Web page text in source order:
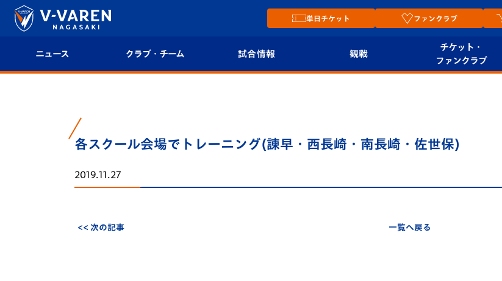
単日チケット ファンクラブ
ニュース クラブ・チーム
クラブ概要
エンブレム紹介
試合情報
順位表
観戦
チケット・
ファンクラブ
プレイヤーズスイート
各スクール会場でトレーニング(諫早・西長崎・南長崎・佐世保)
2019.11.27
<< 次の記事 一覧へ戻る